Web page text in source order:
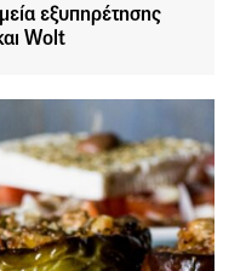
εξυπηρέτησης
Wolt